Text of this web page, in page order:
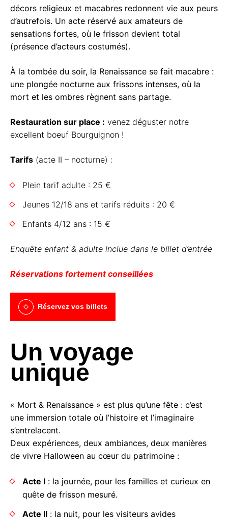
décors religieux et macabres redonnent vie aux peurs
d’autrefois. Un acte réservé aux amateurs de
sensations fortes, où le frisson devient total
(présence d’acteurs costumés).
À la tombée du soir, la Renaissance se fait macabre :
une plongée nocturne aux frissons intenses, où la
mort et les ombres règnent sans partage.
Restauration sur place : venez déguster notre
excellent boeuf Bourguignon !
Tarifs (acte II – nocturne) :
Plein tarif adulte : 25 €
Jeunes 12/18 ans et tarifs réduits : 20 €
Enfants 4/12 ans : 15 €
Enquête enfant & adulte inclue dans le billet d’entrée
Réservations fortement conseillées
Réservez vos billets
Un voyage
unique
« Mort & Renaissance » est plus qu’une fête : c’est
une immersion totale où l’histoire et l’imaginaire
s’entrelacent.
Deux expériences, deux ambiances, deux manières
de vivre Halloween au cœur du patrimoine :
Acte I : la journée, pour les familles et curieux en
quête de frisson mesuré.
Acte II : la nuit, pour les visiteurs avides